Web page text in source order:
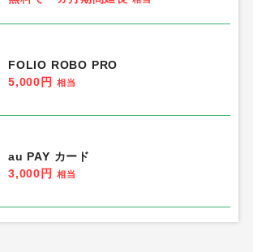
FOLIO ROBO PRO
5,000円
相当
au PAY カード
3,000円
相当